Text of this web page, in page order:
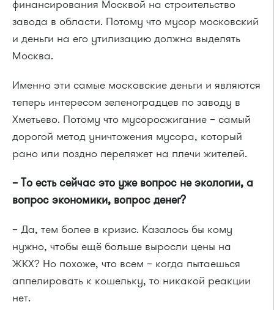
финансирования Москвой на строительство
завода в области. Потому что мусор московский
и деньги на его утилизацию должна выделять
Москва.
Именно эти самые московские деньги и являются
теперь интересом зеленоградцев по заводу в
Хметьево. Потому что мусоросжигание – самый
дорогой метод уничтожения мусора, который
рано или поздно переляжет на плечи жителей.
– То есть сейчас это уже вопрос не экологии, а
вопрос экономики, вопрос денег?
– Да, тем более в кризис. Казалось бы кому
нужно, чтобы ещё больше выросли цены на
ЖКХ? Но похоже, что всем – когда пытаешься
аппелировать к кошельку, то никакой реакции
нет.